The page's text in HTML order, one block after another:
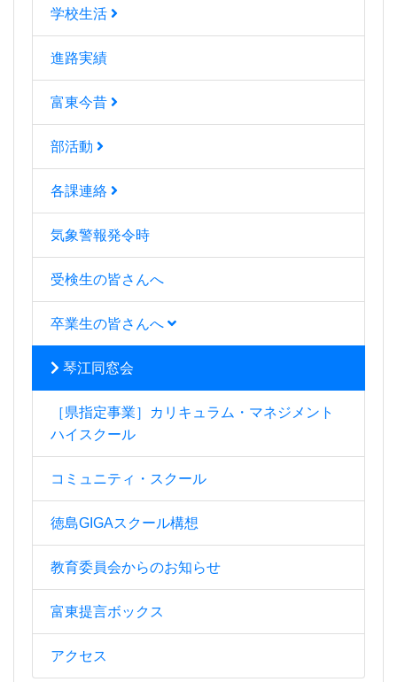
学校生活
進路実績
富東今昔
部活動
各課連絡
気象警報発令時
受検生の皆さんへ
卒業生の皆さんへ
琴江同窓会
［県指定事業］カリキュラム・マネジメント
ハイスクール
コミュニティ・スクール
徳島GIGAスクール構想
教育委員会からのお知らせ
富東提言ボックス
アクセス